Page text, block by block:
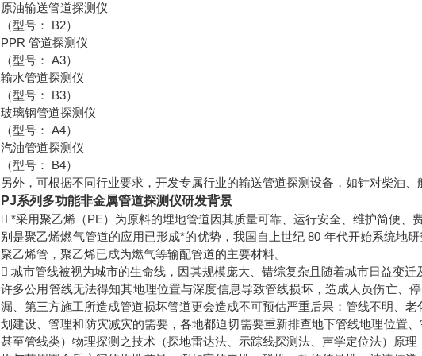
原油输送管道探测仪
（型号： B2）
PPR 管道探测仪
（型号： A3）
输水管道探测仪
（型号： B3）
玻璃钢管道探测仪
（型号： A4）
汽油管道探测仪
（型号： B4）
另外，可根据不同行业要求，开发专属行业的输送管道探测设备，如针对柴油、
PJ系列多功能非金属管道探测仪研发背景
 *采用聚乙烯（PE）为原料的埋地管道因其质量可靠、运行安全、维护简便
别是聚乙烯燃气管道的应用已形成*的优势，我国自上世纪 80 年代开始系统地
聚乙烯管，聚乙烯已成为燃气等输配管道的主要材料。
 城市管线被视为城市的生命线，因其规模庞大、错综复杂且随着城市日益变
许多公用管线无法得知其地理位置与深度信息导致管线损坏，造成人员伤亡、
漏、第三方施工所造成管道损坏管道更会造成不可预估严重后果；管线不明、
划建设、管理和防灾减灾的需要，各地都迫切需要重新排查地下管线地理位置
甚至管线类）物理探测之技术（探地雷达法、示踪线探测法、声学定位法）原